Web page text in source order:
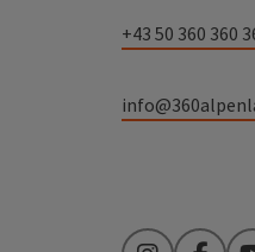
+43 50 360 360